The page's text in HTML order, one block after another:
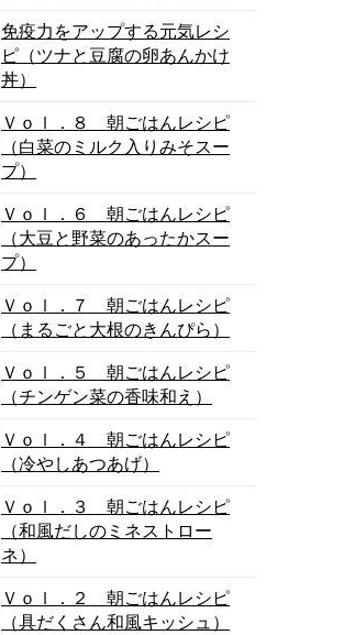
免疫力をアップする元気レシ
ピ（ツナと豆腐の卵あんかけ
丼）
Ｖｏｌ．８ 朝ごはんレシピ
（白菜のミルク入りみそスー
プ）
Ｖｏｌ．６ 朝ごはんレシピ
（大豆と野菜のあったかスー
プ）
Ｖｏｌ．７ 朝ごはんレシピ
（まるごと大根のきんぴら）
Ｖｏｌ．５ 朝ごはんレシピ
（チンゲン菜の香味和え）
Ｖｏｌ．４ 朝ごはんレシピ
（冷やしあつあげ）
Ｖｏｌ．３ 朝ごはんレシピ
（和風だしのミネストロー
ネ）
Ｖｏｌ．２ 朝ごはんレシピ
（具だくさん和風キッシュ）